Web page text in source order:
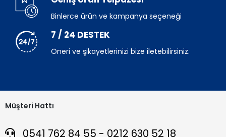
Binlerce ürün ve kampanya seçeneği
7 / 24 DESTEK
Öneri ve şikayetlerinizi bize iletebilirsiniz.
Müşteri Hattı
0541 762 84 55 - 0212 630 52 18